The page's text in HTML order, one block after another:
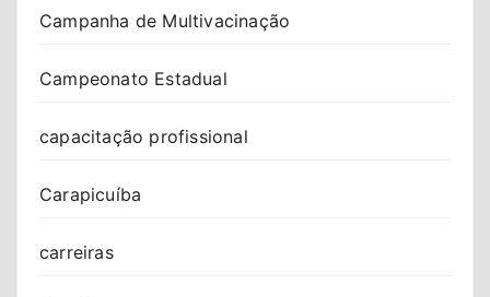
Campanha de Multivacinação
Campeonato Estadual
capacitação profissional
Carapicuíba
carreiras